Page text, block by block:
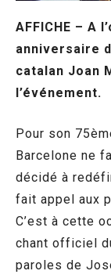
AFFICHE – A
anniversaire
catalan Joan
l’événement.
Pour son
Barcelone ne
décidé à
fait appel aux
C’est à cette
chant officiel
paroles de